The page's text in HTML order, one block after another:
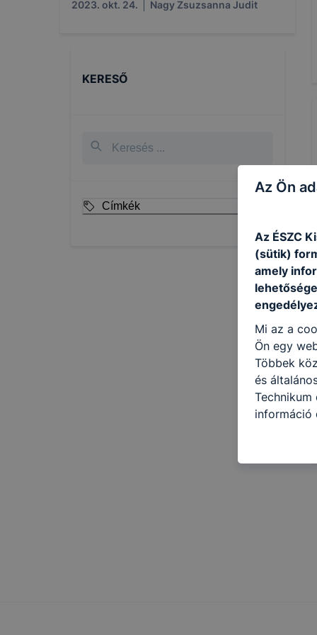
2023. okt. 24. Nagy Zsuzsanna Judit
KERESŐ
Címkék
Az Ön
Az ÉSZC
(sütik)
amely
Mi az a
Ön egy
Többek
és
információ
így
ismét